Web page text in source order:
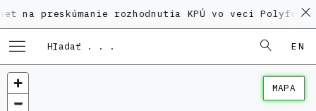
rozhodnutia KPÚ vo veci Polyfunkčného
EN
MAPA